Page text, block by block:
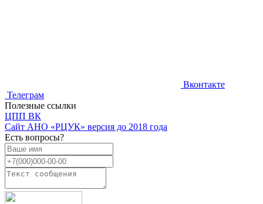
Вконтакте
Телеграм
Полезные ссылки
ЦПП ВК
Cайт АНО «РЦУК» версия до 2018 года
Есть вопросы?